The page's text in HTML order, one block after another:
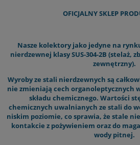
OFICJALNY SKLEP
Nasze kolektory jako jedyne na
nierdzewnej klasy SUS-304-2B (stelaż,
zewnętrzny).
Wyroby ze stali nierdzewnych są
nie zmieniają cech organoleptycznych
składu chemicznego. Wartości
chemicznych uwalnianych ze stali do
niskim poziomie, co sprawia, że stale
kontakcie z pożywieniem oraz do
wody pitnej.